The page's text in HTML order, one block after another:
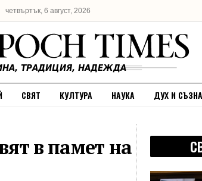
четвъртък, 6 август, 2026
СВЯТ КУЛТУРА НАУКА ДУХ И
в памет на